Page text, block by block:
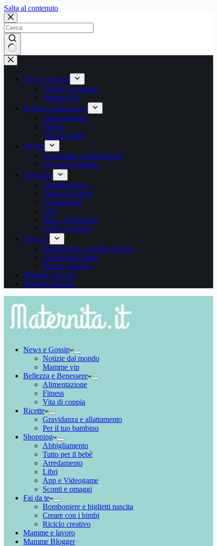
Salta al contenutoSalta
contenuto
Nessun
risultato
News e Gossip
Notizie dal mondo
Mamme vip
Bellezza e Benessere
Alimentazione
Fitness
Vita di coppia
Ricette
Gravidanza e allattamento
Per il tuo bambino
Shopping
Abbigliamento
Tutto per il bebè
Arredamento
Libri
App e Videogame
Sconti e omaggi
Fai da te
Bomboniere e biglietti nascita
Creare con i bimbi
Riciclo creativo
Mamme e lavoro
Mamme Blogger
News e Gossip
Notizie dal mondo
Mamme vip
Bellezza e Benessere
Alimentazione
Fitness
Vita di coppia
Ricette
Gravidanza e allattamento
Per il tuo bambino
Shopping
Abbigliamento
Tutto per il bebè
Arredamento
Libri
App e Videogame
Sconti e omaggi
Fai da te
Bomboniere e biglietti nascita
Creare con i bimbi
Riciclo creativo
Mamme e lavoro
Mamme Blogger